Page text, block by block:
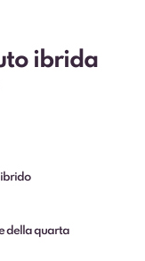
ibrida
della quarta